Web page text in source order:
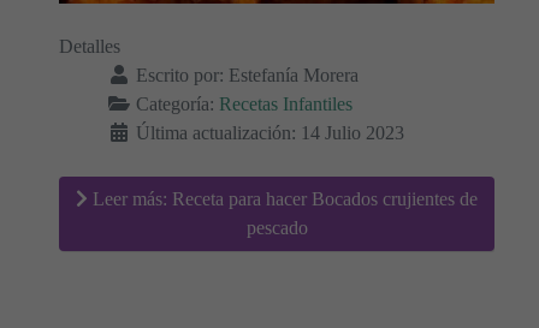
Detalles
Escrito por: Estefanía Morera
Categoría: Recetas Infantiles
Última actualización: 14 Julio 2023
Leer más: Receta para hacer Bocados crujientes de
pescado